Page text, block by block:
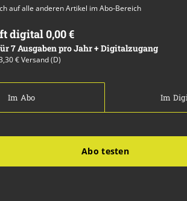
auf alle anderen Artikel im Abo-Bereich
digital 0,00 €
7 Ausgaben pro Jahr + Digitalzugang
€ Versand (D)
Im Abo Im
Abo testen